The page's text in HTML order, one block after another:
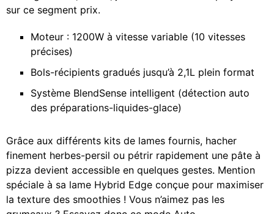
sur ce segment prix.
Moteur : 1200W à vitesse variable (10 vitesses
précises)
Bols-récipients gradués jusqu’à 2,1L plein format
Système BlendSense intelligent (détection auto
des préparations-liquides-glace)
Grâce aux différents kits de lames fournis, hacher
finement herbes-persil ou pétrir rapidement une pâte à
pizza devient accessible en quelques gestes. Mention
spéciale à sa lame Hybrid Edge conçue pour maximiser
la texture des smoothies ! Vous n’aimez pas les